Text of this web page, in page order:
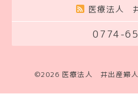
医療法人
0774-
©2026 医療法人 井出産婦